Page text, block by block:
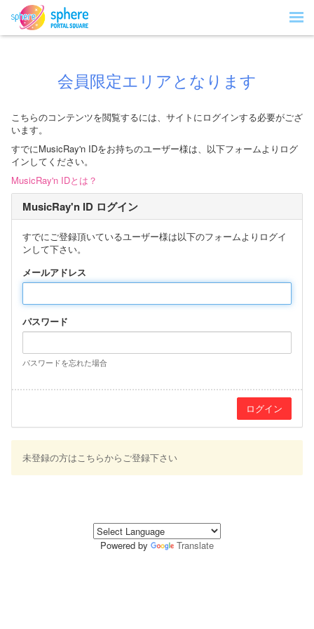
会員限定エリアとなります
こちらのコンテンツを閲覧するには、サイトにログインする必要がござ
います。
すでにMusicRay'n IDをお持ちのユーザー様は、以下フォームよりログ
インしてください。
MusicRay'n IDとは？
MusicRay'n ID ログイン
すでにご登録頂いているユーザー様は以下のフォームよりログイ
ンして下さい。
メールアドレス
パスワード
パスワードを忘れた場合
未登録の方はこちらからご登録下さい
Powered by Translate